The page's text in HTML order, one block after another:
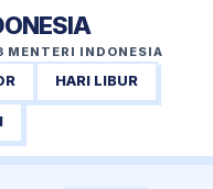
MENTERI INDONESIA
HARI LIBUR